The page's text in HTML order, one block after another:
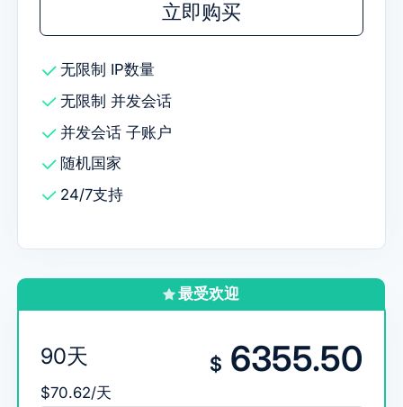
立即购买
无限制 IP数量
无限制 并发会话
并发会话 子账户
随机国家
24/7支持
最受欢迎
90天
$70.62/天
$ 6355.50